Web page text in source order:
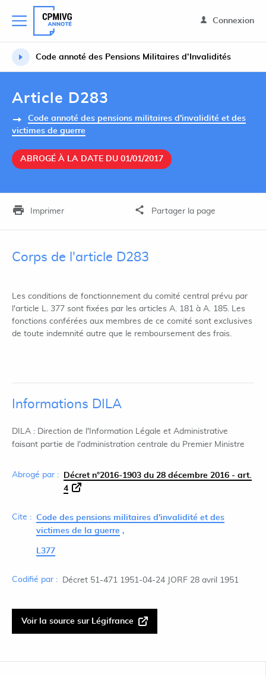
Connexion
Code annoté des Pensions Militaires d’Invalidités
Article D283
Code annoté des pensions militaires d'invalidité et des
victimes de guerre
ABROGÉ À LA DATE DU 01/01/2017
Imprimer Partager la page
Corps de l'article D283
Les conditions de fonctionnement du comité central prévu par
l'article L. 377 sont fixées par les articles A. 181 à A. 185. Les
fonctions conférées aux membres de ce comité sont exclusives
de toute indemnité autre que le remboursement des frais.
Informations DILA
DILA : Direction de l'Information Légale et Administrative
faisant partie de l'administration centrale du Premier Ministre
Abrogé par :
Décret n°2016-1903 du 28 décembre 2016 - art.
4
Cite : Code des pensions militaires d'invalidité et des
victimes de la guerre
L377
Codifié par : Décret 51-471 1951-04-24 JORF 28 avril 1951
Voir la source sur Légifrance